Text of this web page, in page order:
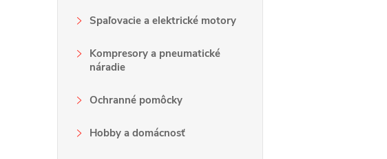
Spaľovacie a elektrické motory
Kompresory a pneumatické
náradie
Ochranné pomôcky
Hobby a domácnosť